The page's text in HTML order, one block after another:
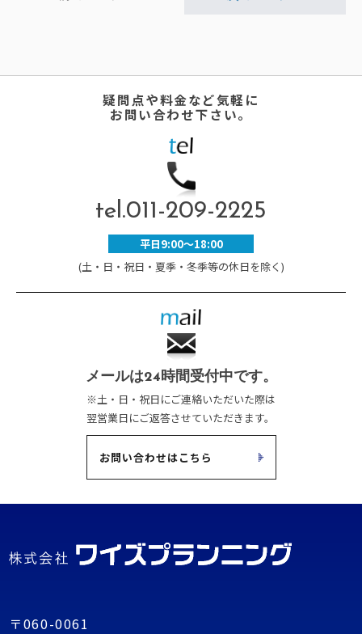
疑問点や料金など気軽に
お問い合わせ下さい。
tel.011-209-2225
平日9:00～18:00
(土・日・祝日・夏季・冬季等の休日を除く)
メールは24時間受付中です。
※土・日・祝日にご連絡いただいた際は
翌営業日にご返答させていただきます。
お問い合わせはこちら
〒060-0061